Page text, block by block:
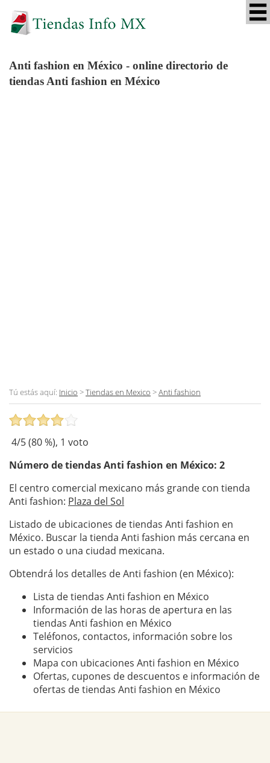
Anti fashion en México - online directorio de
tiendas Anti fashion en México
Tú estás aquí: Inicio >Tiendas en Mexico >Anti fashion
4/5 (80%), 1 voto
Número de tiendasAnti fashion en México: 2
El centro comercial mexicano más grande con tienda
Anti fashion: Plaza del Sol
Listado de ubicaciones de tiendas Anti fashion en
México. Buscar la tienda Anti fashion más cercana en
un estado o una ciudad mexicana.
Obtendrá los detalles de Anti fashion (en México):
Lista de tiendas Anti fashion en México
Información de las horas de apertura en las
tiendas Anti fashion en México
Teléfonos, contactos, información sobre los
servicios
Mapa con ubicaciones Anti fashion en México
Ofertas, cupones de descuentos e información de
ofertas de tiendas Anti fashion en México